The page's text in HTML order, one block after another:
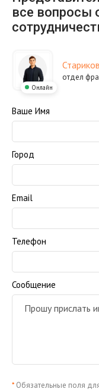
все вопросы
Онлайн
отдел
Ваше Имя
Город
Email
Телефон
Сообщение
* Обязательные поля